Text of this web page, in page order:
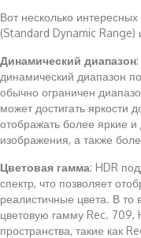
Вот несколько
(Standard Dynamic Range)
Динамический диапазон
динамический диапазон
обычно ограничен
может достигать яркости
отображать более яркие и
изображения, а также
Цветовая гамма: HDR
спектр, что позволяет
реалистичные цвета. В то
цветовую гамму Rec. 709,
пространства, такие как